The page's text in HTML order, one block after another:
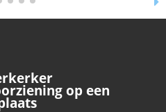
op een